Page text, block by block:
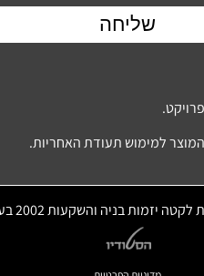
שליחה
למימוש תעודת האחריות.
בניה והשקעות 2002 בע"מ | 2022